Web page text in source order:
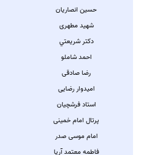
حسین انصاریان
شهيد مطهری
دكتر شريعتي
احمد شاملو
رضا صادقی
امیدوار رضایی
استاد فرشچیان
پرتال امام خمینی
امام موسی صدر
فاطمه معتمد آریا